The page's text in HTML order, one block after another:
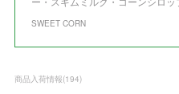
SWEET CORN
商品入荷情報(194)